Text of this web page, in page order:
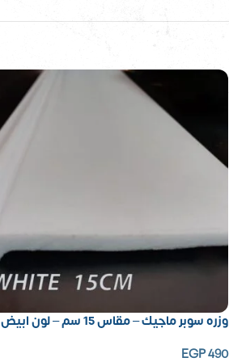
وزره سوبر ماجيك – مقاس 15 سم – لون ابيض
EGP490